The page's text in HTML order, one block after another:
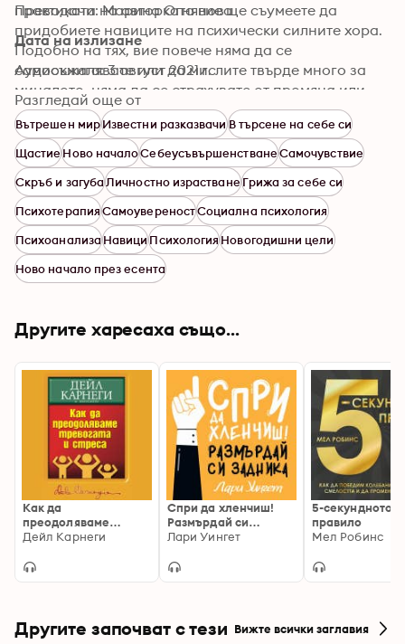
практиката на авторката вие ще съумеете да
придобиете навиците на психически силните хора.
Подобно на тях, вие повече няма да се
самосъжалявате или да мислите твърде много за
миналото, няма да се страхувате от промяна или
неуспех, нито ще се стремите да угаждате на всеки.
С новопридобитата си увереност и
целеустременост вие ще намерите своя път към
щастието и успеха.
Преводачи: Марина Огнянова
Дата на излизане
Аудиокнига: 3 август 2021 г.
Разгледай още от
Вътрешен мирИзвестни разказвачиВ търсене на себе си
ЩастиеНово началоСебеусъвършенстванеСамочувствие
Скръб и загубаЛичностно израстванеГрижа за себе си
ПсихотерапияСамоувереностСоциална психология
ПсихоанализаНавициПсихологияНовогодишни цели
Ново начало през есента
Другите харесаха също...
Как да
преодоляваме
тревогата и стреса
Дейл Карнеги
Спри да хленчиш!
Размърдай си
задника
Лари Уингет
5-секундното
правило
Мел Робинс
Другите започват с тези Вижте всички заглавия